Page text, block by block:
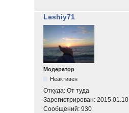
Leshiy71
Модератор
Неактивен
Откуда:От туда
Зарегистрирован:2015.01.10
Сообщений:930